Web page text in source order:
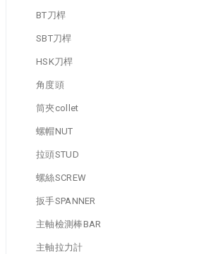
BT刀桿
SBT刀桿
HSK刀桿
角度頭
筒夾collet
螺帽NUT
拉頭STUD
螺絲SCREW
扳手SPANNER
主軸檢測棒BAR
主軸拉力計